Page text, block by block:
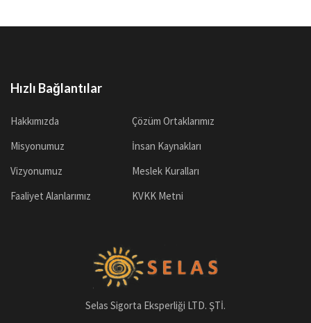
Hızlı Bağlantılar
Hakkımızda
Misyonumuz
Vizyonumuz
Faaliyet Alanlarımız
Çözüm Ortaklarımız
İnsan Kaynakları
Meslek Kuralları
KVKK Metni
Selas Sigorta Eksperliği LTD. ŞTİ.